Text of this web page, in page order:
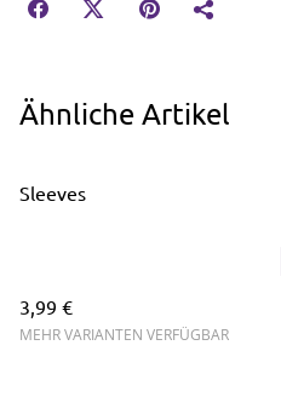
Ähnliche Artikel
Sleeves
3,99 €
MEHR VARIANTEN VERFÜGBAR